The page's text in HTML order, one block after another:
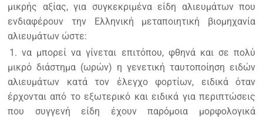
μικρής αξίας, για συγκεκριμένα είδη αλιευμάτων που
ενδιαφέρουν την Ελληνική μεταποιητική βιομηχανία
αλιευμάτων ώστε:
1. να μπορεί να γίνεται επιτόπου, φθηνά και σε πολύ
μικρό διάστημα (ωρών) η γενετική ταυτοποίηση ειδών
αλιευμάτων κατά τον έλεγχο φορτίων, ειδικά όταν
έρχονται από το εξωτερικό και ειδικά για περιπτώσεις
που συγγενή είδη έχουν παρόμοια μορφολογικά